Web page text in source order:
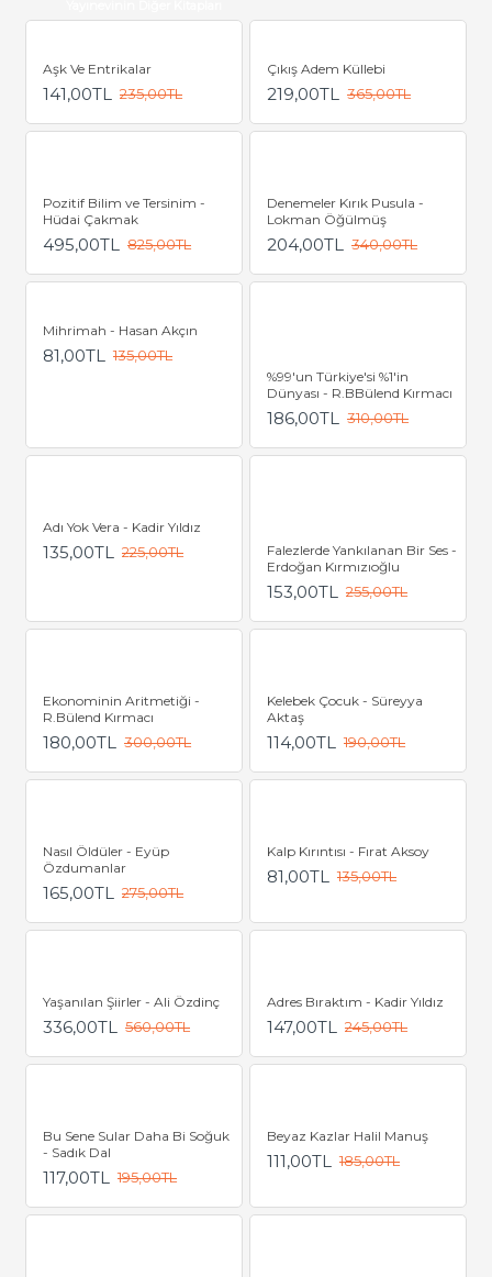
Aşk Ve Entrikalar
141,00TL 235,00TL
Çıkış Adem Küllebi
219,00TL 365,00TL
Pozitif Bilim ve Tersinim -
Hüdai Çakmak
495,00TL 825,00TL
Denemeler Kırık Pusula -
Lokman Öğülmüş
204,00TL 340,00TL
Mihrimah - Hasan Akçın
81,00TL 135,00TL
%99'un Türkiye'si %1'in
Dünyası - R.BBülend Kırmacı
186,00TL 310,00TL
Adı Yok Vera - Kadir Yıldız
135,00TL 225,00TL
Falezlerde Yankılanan Bir Ses -
Erdoğan Kırmızıoğlu
153,00TL 255,00TL
Ekonominin Aritmetiği -
R.Bülend Kırmacı
180,00TL 300,00TL
Kelebek Çocuk - Süreyya
Aktaş
114,00TL 190,00TL
Nasıl Öldüler - Eyüp
Özdumanlar
165,00TL 275,00TL
Kalp Kırıntısı - Fırat Aksoy
81,00TL 135,00TL
Yaşanılan Şiirler - Ali Özdinç
336,00TL 560,00TL
Adres Bıraktım - Kadir Yıldız
147,00TL 245,00TL
Bu Sene Sular Daha Bi Soğuk
- Sadık Dal
117,00TL 195,00TL
Beyaz Kazlar Halil Manuş
111,00TL 185,00TL